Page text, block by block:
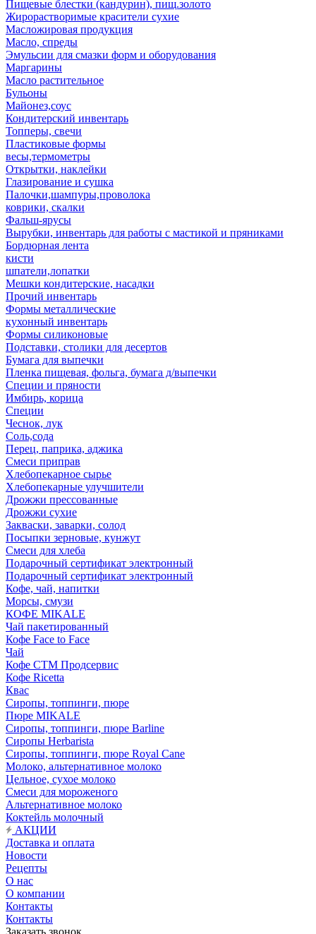
Пищевые блестки (кандурин), пищ.золото
Жирорастворимые красители сухие
Масложировая продукция
Масло, спреды
Эмульсии для смазки форм и оборудования
Маргарины
Масло растительное
Бульоны
Майонез,соус
Кондитерский инвентарь
Топперы, свечи
Пластиковые формы
весы,термометры
Открытки, наклейки
Глазирование и сушка
Палочки,шампуры,проволока
коврики, скалки
Фальш-ярусы
Вырубки, инвентарь для работы с мастикой и пряниками
Бордюрная лента
кисти
шпатели,лопатки
Мешки кондитерские, насадки
Прочий инвентарь
Формы металлические
кухонный инвентарь
Формы силиконовые
Подставки, столики для десертов
Бумага для выпечки
Пленка пищевая, фольга, бумага д/выпечки
Специи и пряности
Имбирь, корица
Специи
Чеснок, лук
Соль,сода
Перец, паприка, аджика
Смеси приправ
Хлебопекарное сырье
Хлебопекарные улучшители
Дрожжи прессованные
Дрожжи сухие
Закваски, заварки, солод
Посыпки зерновые, кунжут
Смеси для хлеба
Подарочный сертификат электронный
Подарочный сертификат электронный
Кофе, чай, напитки
Морсы, смузи
КОФЕ MIKALE
Чай пакетированный
Кофе Face to Face
Чай
Кофе СТМ Продсервис
Кофе Ricetta
Квас
Сиропы, топпинги, пюре
Пюре MIKALE
Сиропы, топпинги, пюре Barline
Сиропы Herbarista
Сиропы, топпинги, пюре Royal Cane
Молоко, альтернативное молоко
Цельное, сухое молоко
Смеси для мороженого
Альтернативное молоко
Коктейль молочный
АКЦИИ
Доставка и оплата
Новости
Рецепты
О нас
О компании
Контакты
Контакты
Заказать звонок